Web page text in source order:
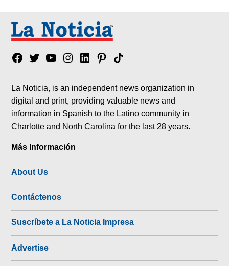
Facebook
TwitterYouTubeInstagram
LinkedinPinterest
Tik
La Noticia, is an independent news organization in
digital and print, providing valuable news and
information in Spanish to the Latino community in
Charlotte and North Carolina for the last 28 years.
Más Información
About Us
Contáctenos
Suscríbete a La Noticia Impresa
Advertise